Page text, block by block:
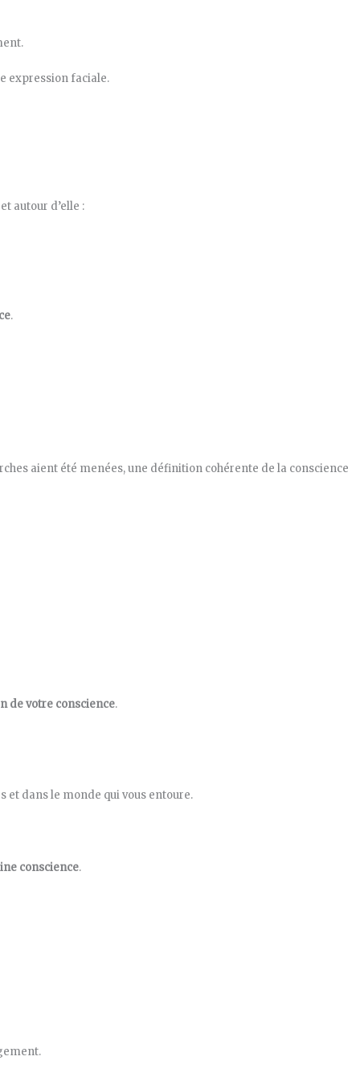
expression faciale.
autour d’elle :
.
aient été menées, une définition cohérente de la conscience
de votre conscience.
et dans le monde qui vous entoure.
conscience.